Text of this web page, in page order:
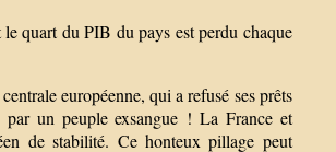
quart du PIB du pays est perdu chaque
européenne, qui a refusé ses prêts
par un peuple exsangue ! La France et
de stabilité. Ce honteux pillage peut